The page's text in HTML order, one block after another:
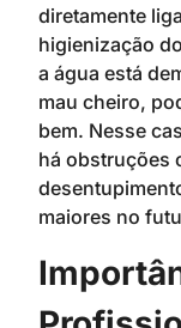
diretamente
higienização
a água está
mau cheiro,
bem. Nesse
há obstruções
maiores no